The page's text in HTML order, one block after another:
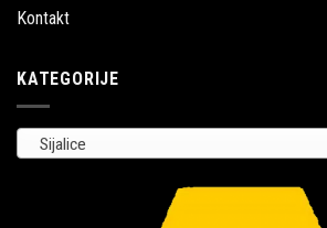
Kontakt
KATEGORIJE
Sijalice